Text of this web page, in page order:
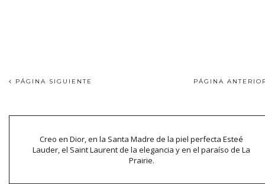
PÁGINA SIGUIENTE PÁGINA
Creo en Dior, en la Santa Madre de la piel perfecta Esteé
Lauder, el Saint Laurent de la elegancia y en el paraíso de La
Prairie.